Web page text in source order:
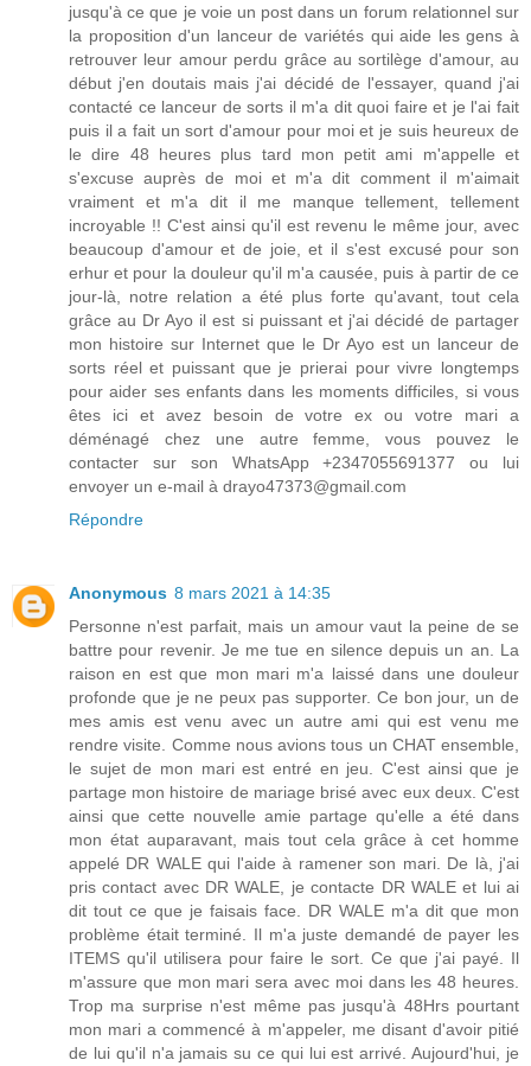
jusqu'à ce que je voie un post dans un forum relationnel sur
la proposition d'un lanceur de variétés qui aide les gens à
retrouver leur amour perdu grâce au sortilège d'amour, au
début j'en doutais mais j'ai décidé de l'essayer, quand j'ai
contacté ce lanceur de sorts il m'a dit quoi faire et je l'ai fait
puis il a fait un sort d'amour pour moi et je suis heureux de
le dire 48 heures plus tard mon petit ami m'appelle et
s'excuse auprès de moi et m'a dit comment il m'aimait
vraiment et m'a dit il me manque tellement, tellement
incroyable !! C'est ainsi qu'il est revenu le même jour, avec
beaucoup d'amour et de joie, et il s'est excusé pour son
erhur et pour la douleur qu'il m'a causée, puis à partir de ce
jour-là, notre relation a été plus forte qu'avant, tout cela
grâce au Dr Ayo il est si puissant et j'ai décidé de partager
mon histoire sur Internet que le Dr Ayo est un lanceur de
sorts réel et puissant que je prierai pour vivre longtemps
pour aider ses enfants dans les moments difficiles, si vous
êtes ici et avez besoin de votre ex ou votre mari a
déménagé chez une autre femme, vous pouvez le
contacter sur son WhatsApp +2347055691377 ou lui
envoyer un e-mail à drayo47373@gmail.com
Répondre
Anonymous 8 mars 2021 à 14:35
Personne n'est parfait, mais un amour vaut la peine de se
battre pour revenir. Je me tue en silence depuis un an. La
raison en est que mon mari m'a laissé dans une douleur
profonde que je ne peux pas supporter. Ce bon jour, un de
mes amis est venu avec un autre ami qui est venu me
rendre visite. Comme nous avions tous un CHAT ensemble,
le sujet de mon mari est entré en jeu. C'est ainsi que je
partage mon histoire de mariage brisé avec eux deux. C'est
ainsi que cette nouvelle amie partage qu'elle a été dans
mon état auparavant, mais tout cela grâce à cet homme
appelé DR WALE qui l'aide à ramener son mari. De là, j'ai
pris contact avec DR WALE, je contacte DR WALE et lui ai
dit tout ce que je faisais face. DR WALE m'a dit que mon
problème était terminé. Il m'a juste demandé de payer les
ITEMS qu'il utilisera pour faire le sort. Ce que j'ai payé. Il
m'assure que mon mari sera avec moi dans les 48 heures.
Trop ma surprise n'est même pas jusqu'à 48Hrs pourtant
mon mari a commencé à m'appeler, me disant d'avoir pitié
de lui qu'il n'a jamais su ce qui lui est arrivé. Aujourd'hui, je